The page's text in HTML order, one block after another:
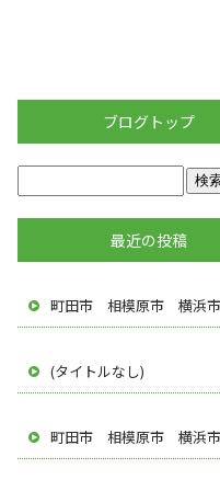
ブログトップ
最近の投稿
(タイトルなし)